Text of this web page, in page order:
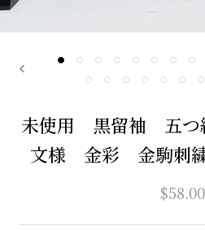
未使用 黒留袖 五つ
文様 金彩 金駒刺
$58.00